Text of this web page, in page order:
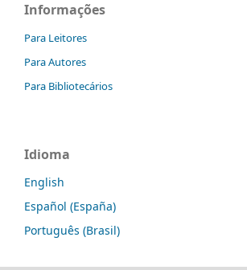
Informações
Para Leitores
Para Autores
Para Bibliotecários
Idioma
English
Español (España)
Português (Brasil)